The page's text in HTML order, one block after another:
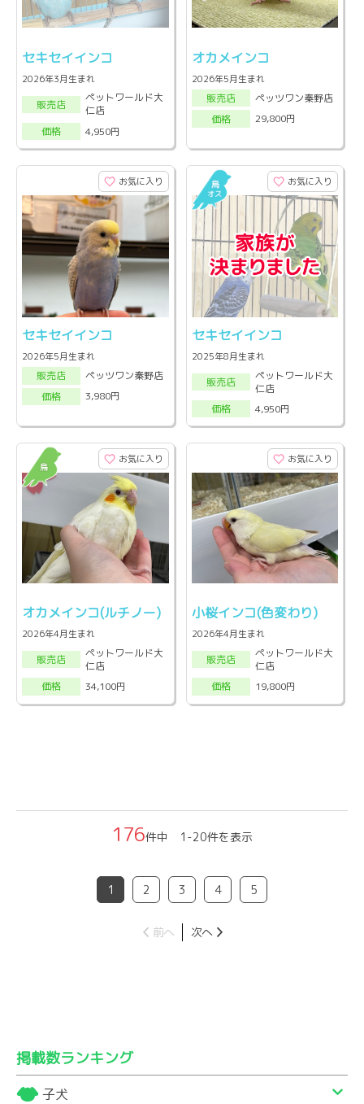
セキセイインコ
2026年3月生まれ
販売店
ペットワールド大
仁店
価格
4,950円
オカメインコ
2026年5月生まれ
販売店
ペッツワン秦野店
価格
29,800円
お気に入り
セキセイインコ
2026年5月生まれ
販売店
ペッツワン秦野店
価格
3,980円
お気に入り
セキセイインコ
2025年8月生まれ
販売店
ペットワールド大
仁店
価格
4,950円
お気に入り
オカメインコ(ルチノー)
2026年4月生まれ
販売店
ペットワールド大
仁店
価格
34,100円
お気に入り
小桜インコ(色変わり)
2026年4月生まれ
販売店
ペットワールド大
仁店
価格
19,800円
176件中 1-20件を表示
1 2 3 4 5
前へ 次へ
掲載数ランキング
子犬